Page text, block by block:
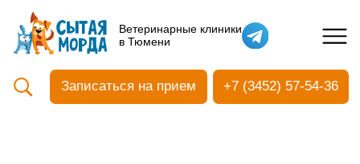
Ветеринарные клиники
в Тюмени
Кастрация собак
Вакцинация
Ультразвуковая чистка зубов
Общий анализ крови